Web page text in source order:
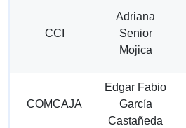
CCI
Adriana
Senior
Mojica
COMCAJA
Edgar Fabio
García
Castañeda